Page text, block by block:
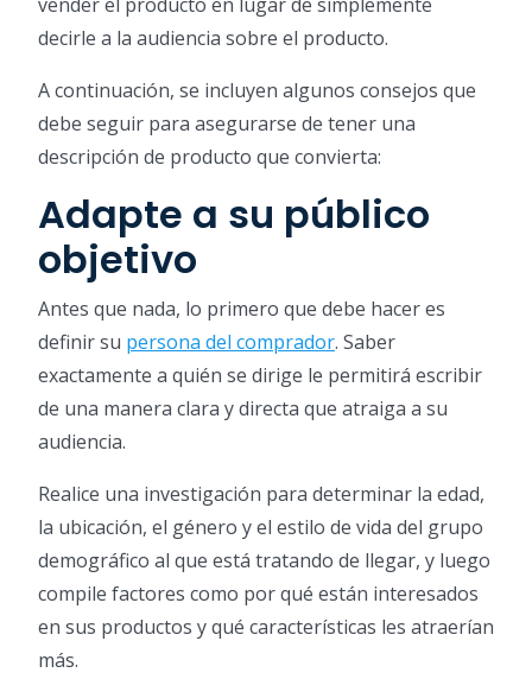
decirle a la audiencia sobre el producto.
A continuación, se incluyen algunos consejos que
debe seguir para asegurarse de tener una
descripción de producto que convierta:
Adapte a su público
objetivo
Antes que nada, lo primero que debe hacer es
definir su persona del comprador. Saber
exactamente a quién se dirige le permitirá escribir
de una manera clara y directa que atraiga a su
audiencia.
Realice una investigación para determinar la edad,
la ubicación, el género y el estilo de vida del grupo
demográfico al que está tratando de llegar, y luego
compile factores como por qué están interesados ​​
en sus productos y qué características les atraerían
más.